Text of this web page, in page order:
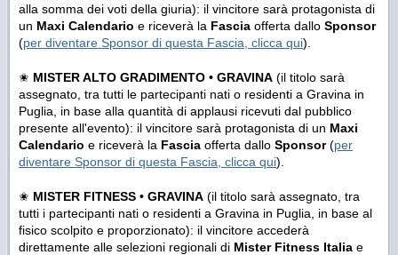
alla somma dei voti della giuria): il vincitore sarà protagonista di
un Maxi Calendario e riceverà la Fascia offerta dallo Sponsor
(per diventare Sponsor di questa Fascia, clicca qui).
✬ MISTER ALTO GRADIMENTO • GRAVINA (il titolo sarà
assegnato, tra tutti le partecipanti nati o residenti a Gravina in
Puglia, in base alla quantità di applausi ricevuti dal pubblico
presente all'evento): il vincitore sarà protagonista di un Maxi
Calendario e riceverà la Fascia offerta dallo Sponsor(per
diventare Sponsor di questa Fascia, clicca qui).
✬ MISTER FITNESS • GRAVINA (il titolo sarà assegnato, tra
tutti i partecipanti nati o residenti a Gravina in Puglia, in base al
fisico scolpito e proporzionato): il vincitore accederà
direttamente alle selezioni regionali di Mister Fitness Italia e